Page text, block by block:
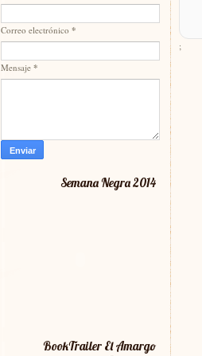
Correo electrónico *
Mensaje *
Semana Negra 2014
BookTrailer El Amargo
;